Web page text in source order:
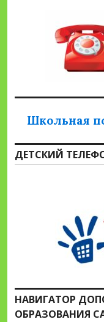
Школьная
ДЕТСКИЙ
НАВИГАТОР
ОБРАЗОВАНИЯ